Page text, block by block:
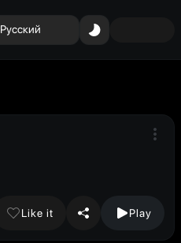
Русский
Like it Play